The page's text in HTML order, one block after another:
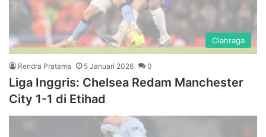
Olahraga
Rendra Pratama 5 Januari 2026 0
Liga Inggris: Chelsea Redam Manchester
City 1-1 di Etihad